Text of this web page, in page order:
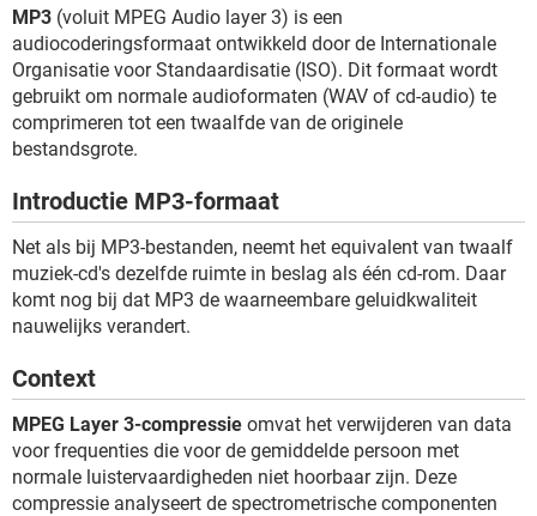
TIKTOK
MP3 (voluit MPEG Audio layer 3) is een
audiocoderingsformaat ontwikkeld door de Internationale
Organisatie voor Standaardisatie (ISO). Dit formaat wordt
gebruikt om normale audioformaten (WAV of cd-audio) te
comprimeren tot een twaalfde van de originele
bestandsgrote.
Introductie MP3-formaat
Net als bij MP3-bestanden, neemt het equivalent van twaalf
muziek-cd's dezelfde ruimte in beslag als één cd-rom. Daar
komt nog bij dat MP3 de waarneembare geluidkwaliteit
nauwelijks verandert.
Context
MPEG Layer 3-compressie omvat het verwijderen van data
voor frequenties die voor de gemiddelde persoon met
normale luistervaardigheden niet hoorbaar zijn. Deze
compressie analyseert de spectrometrische componenten